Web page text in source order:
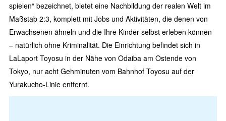
spielen“ bezeichnet, bietet eine Nachbildung der realen Welt im
Maßstab 2:3, komplett mit Jobs und Aktivitäten, die denen von
Erwachsenen ähneln und die Ihre Kinder selbst erleben können
– natürlich ohne Kriminalität. Die Einrichtung befindet sich in
LaLaport Toyosu in der Nähe von Odaiba am Ostende von
Tokyo, nur acht Gehminuten vom Bahnhof Toyosu auf der
Yurakucho-Linie entfernt.